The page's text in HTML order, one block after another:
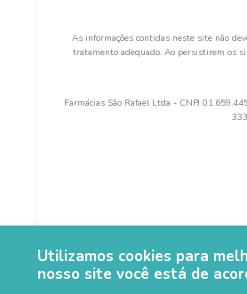
Utilizamos cookies para
nosso site você está de
As informações contidas neste site não
tratamento adequado. Ao persistirem os
Farmácias São Rafael Ltda - CNPJ